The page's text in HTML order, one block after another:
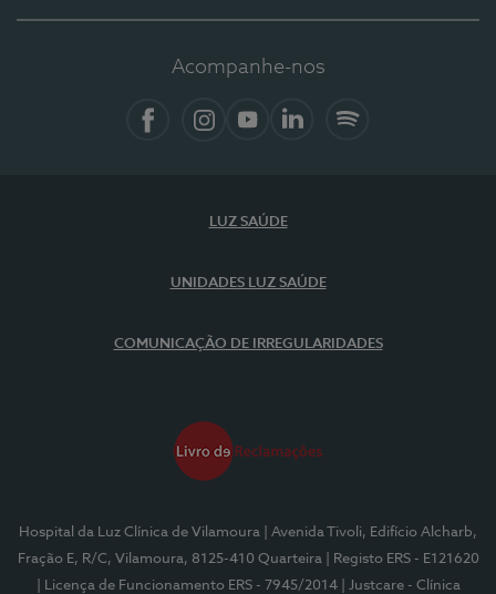
Acompanhe-nos
LUZ SAÚDE
UNIDADES LUZ SAÚDE
COMUNICAÇÃO DE IRREGULARIDADES
Hospital da Luz Clínica de Vilamoura
| Avenida Tivoli, Edifício Alcharb,
Fração E, R/C, Vilamoura, 8125-410 Quarteira
| Registo ERS - E121620
| Licença de Funcionamento ERS - 7945/2014
| Justcare - Clínica